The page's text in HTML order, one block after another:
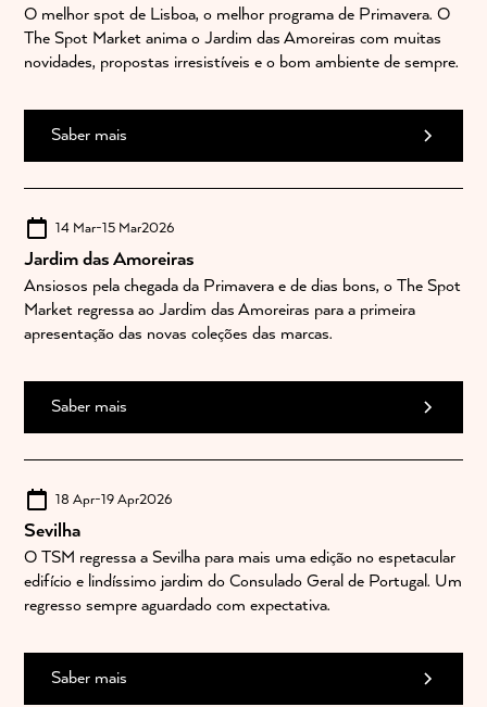
O melhor spot de Lisboa, o melhor programa de Primavera. O
The Spot Market anima o Jardim das Amoreiras com muitas
novidades, propostas irresistíveis e o bom ambiente de sempre.
Saber mais
14 Mar-15 Mar2026
Jardim das Amoreiras
Ansiosos pela chegada da Primavera e de dias bons, o The Spot
Market regressa ao Jardim das Amoreiras para a primeira
apresentação das novas coleções das marcas.
Saber mais
18 Apr-19 Apr2026
Sevilha
O TSM regressa a Sevilha para mais uma edição no espetacular
edifício e lindíssimo jardim do Consulado Geral de Portugal. Um
regresso sempre aguardado com expectativa.
Saber mais